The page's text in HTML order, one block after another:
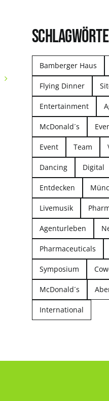
Bamberger Haus
Flying Dinner
Entertainment
McDonald´s
Event Team
Dancing Digital
Entdecken
Livemusik
Agenturleben
Pharmaceuticals
Symposium
McDonald´s
International